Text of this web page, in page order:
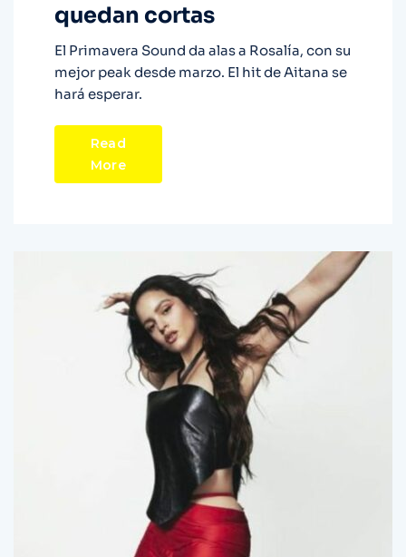
quedan cortas
El Primavera Sound da alas a Rosalía, con su
mejor peak desde marzo. El hit de Aitana se
hará esperar.
Read
More